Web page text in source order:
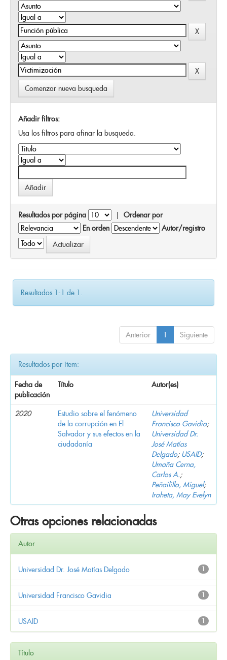
Comenzar nueva busqueda
Añadir filtros:
Usa los filtros para afinar la busqueda.
Resultados por página | Ordenar por
En orden
Autor/registro
Resultados 1-1 de 1.
Anterior 1 Siguiente
Resultados por ítem:
Fecha de
publicación
Título Autor(es)
2020
Estudio sobre el fenómeno
de la corrupción en El
Salvador y sus efectos en la
ciudadanía
Universidad
Francisco Gavidia;
Universidad Dr.
José Matías
Delgado; USAID;
Umaña Cerna,
Carlos A.;
Peñailillo, Miguel;
Iraheta, May Evelyn
Otras opciones relacionadas
Autor
1
Universidad Dr. José Matías Delgado
1
Universidad Francisco Gavidia
1
USAID
Título